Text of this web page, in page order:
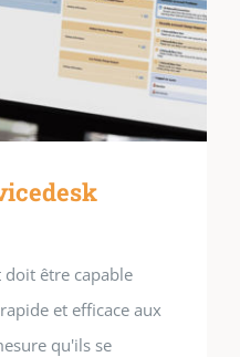
être capable
et efficace aux
qu'ils se